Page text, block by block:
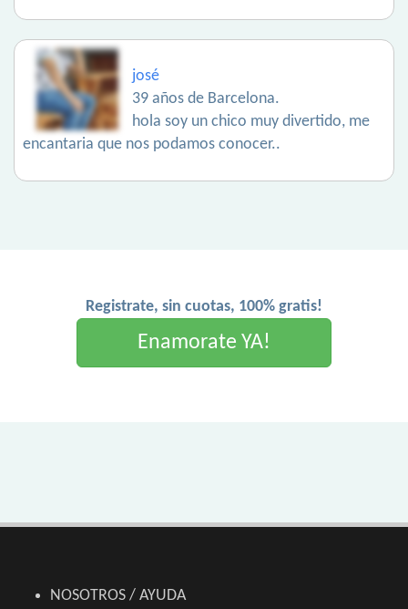
josé
39 años de Barcelona.
hola soy un chico muy divertido, me
encantaria que nos podamos conocer..
Registrate, sin cuotas, 100% gratis!
Enamorate YA!
NOSOTROS / AYUDA